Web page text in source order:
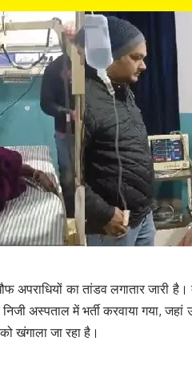
अपराधियों का तांडव लगातार जारी
अस्पताल में भर्ती करवाया गया,
खंगाला जा रहा है।